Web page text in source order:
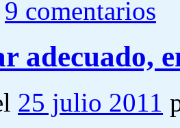
9 comentarios
adecuado,
25 julio 2011